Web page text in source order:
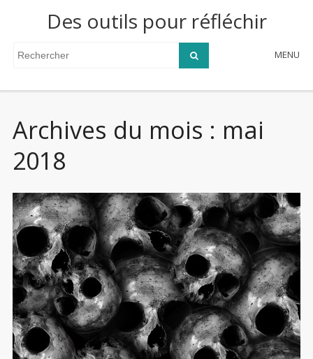
Des outils pour réfléchir
MENU
Archives du mois : mai
2018